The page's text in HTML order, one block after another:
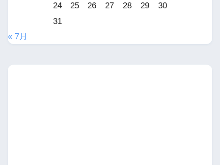
24
25 26 27 28 29
30
31
« 7月